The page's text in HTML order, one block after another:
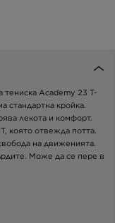
тениска Academy 23 T-
стандартна кройка.
лекота и комфорт.
която отвежда потта.
на движенията.
Може да се пере в